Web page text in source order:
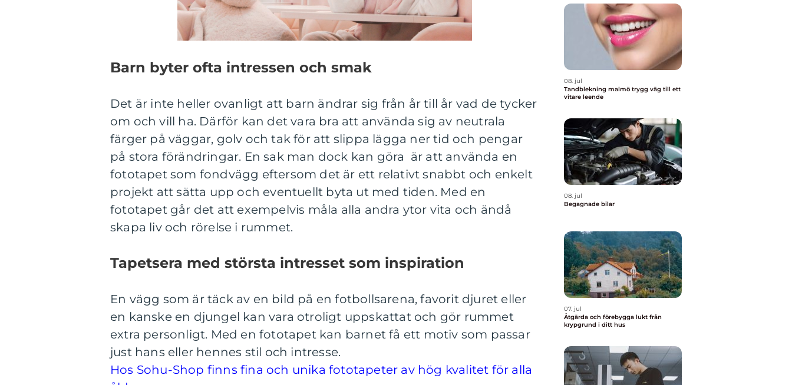
Barn byter ofta intressen och smak
Det är inte heller ovanligt att barn ändrar sig från år till år vad de tycker
om och vill ha. Därför kan det vara bra att använda sig av neutrala
färger på väggar, golv och tak för att slippa lägga ner tid och pengar
på stora förändringar. En sak man dock kan göra är att använda en
fototapet som fondvägg eftersom det är ett relativt snabbt och enkelt
projekt att sätta upp och eventuellt byta ut med tiden. Med en
fototapet går det att exempelvis måla alla andra ytor vita och ändå
skapa liv och rörelse i rummet.
Tapetsera med största intresset som inspiration
En vägg som är täck av en bild på en fotbollsarena, favorit djuret eller
en kanske en djungel kan vara otroligt uppskattat och gör rummet
extra personligt. Med en fototapet kan barnet få ett motiv som passar
just hans eller hennes stil och intresse.
Hos Sohu-Shop finns fina och unika fototapeter av hög kvalitet för alla
08. jul
Tandblekning malmö trygg väg till ett
vitare leende
08. jul
Begagnade bilar
07. jul
Åtgärda och förebygga lukt från
krypgrund i ditt hus